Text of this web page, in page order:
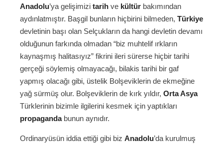
Anadolu’ya gelişimizi tarih ve kültür bakımından
aydınlatmıştır. Başgil bunların hiçbirini bilmeden, Türkiye
devletinin başı olan Selçukların da hangi devletin devamı
olduğunun farkında olmadan “biz muhtelif ırkların
kaynaşmış halitasıyız” fikrini ileri sürerse hiçbir tarihi
gerçeği söylemiş olmayacağı, bilakis tarihi bir gaf
yapmış olacağı gibi, üstelik Bolşeviklerin de ekmeğine
yağ sürmüş olur. Bolşeviklerin de kırk yıldır, Orta Asya
Türklerinin bizimle ilgilerini kesmek için yaptıkları
propagandabunun aynıdır.
Ordinaryüsün iddia ettiği gibi biz Anadolu’da kurulmuş